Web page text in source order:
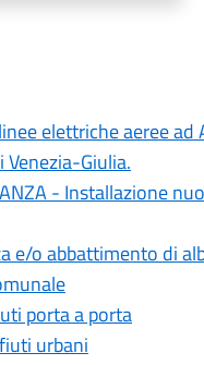
elettriche aeree
Giulia.
- Installazione
e/o abbattimento di
porta a porta
urbani